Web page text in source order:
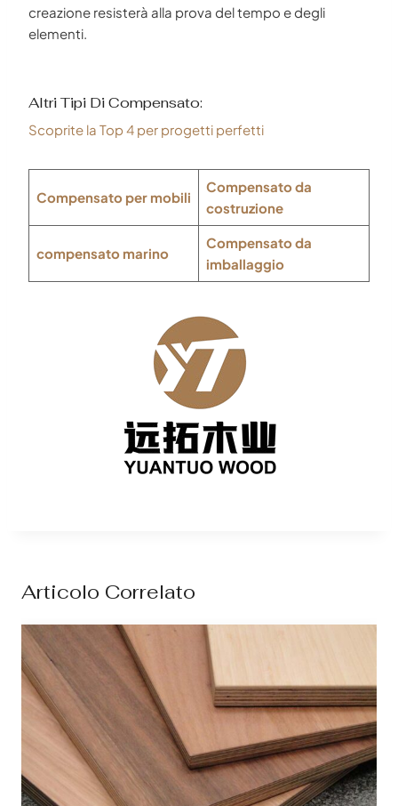
creazione resisterà alla prova del tempo e degli
elementi.
Altri Tipi Di Compensato:
Scoprite la Top 4 per progetti perfetti
Compensato per mobili
Compensato da
costruzione
compensato marino
Compensato da
imballaggio
Articolo Correlato